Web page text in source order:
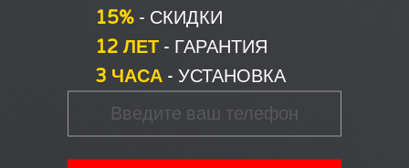
15% - СКИДКИ
12 ЛЕТ - ГАРАНТИЯ
3 ЧАСА - УСТАНОВКА